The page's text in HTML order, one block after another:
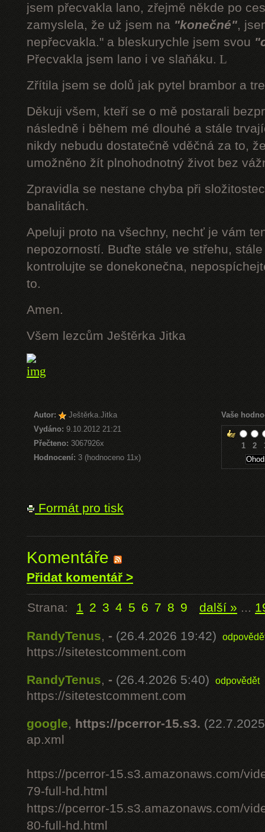
jsem přecvakla lano, zřejmě někde po
zamyslela, že už jsem na "konečné",
nepřecvakla." a bleskurychle jsem svou
Přecvakla jsem lano i ve slaňáku. L
Zřítila jsem se dolů jak pytel brambor a
Děkuji všem, kteří se o mě postarali
následně i během mé dlouhé a stále
nikdy nebudu dostatečně vděčná za to,
umožněno žít plnohodnotný život bez
Zpravidla se nestane chyba při
banalitách.
Apeluji proto na všechny, nechť je vám
nepozorností. Buďte stále ve střehu,
kontrolujte se donekonečna,
to.
Amen.
Všem lezcům Ještěrka Jitka
Autor:
Ještěrka.Jitka
Vydáno: 9.10.2012 21:21
Přečteno: 3067926x
Hodnocení: 3 (hodnoceno 11x)
Vaše
1 2
Formát pro tisk
Komentáře
Přidat komentář >
Strana: 1 2 3 4 5 6 7 8 9 další » ...
RandyTenus, - (26.4.2026 19:42)
https://sitetestcomment.com
RandyTenus, - (26.4.2026 5:40) odpovědět
https://sitetestcomment.com
google, https://pcerror-15.s3.
ap.xml
https://pcerror-15.s3.amazonaws.com/
79-full-hd.html
https://pcerror-15.s3.amazonaws.com/
80-full-hd.html